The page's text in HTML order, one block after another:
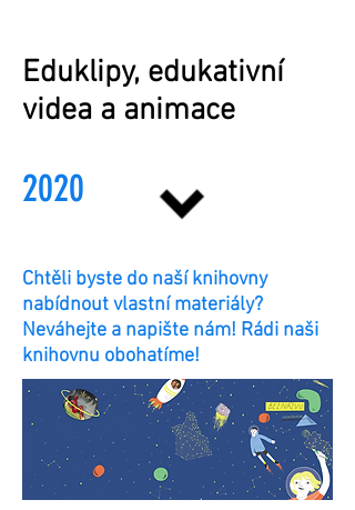
Eduklipy, edukativní
videa a animace
2020
Chtěli byste do naší knihovny
nabídnout vlastní materiály?
Neváhejte a napište nám! Rádi naši
knihovnu obohatíme!